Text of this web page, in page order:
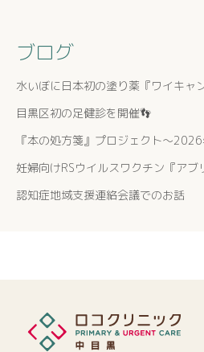
ブログ
水いぼに日本初の塗り薬『ワイキャ
目黒区初の足健診を開催👣
『本の処方箋』プロジェクト〜
妊婦向けRSウイルスワクチン『アブ
認知症地域支援連絡会議でのお話